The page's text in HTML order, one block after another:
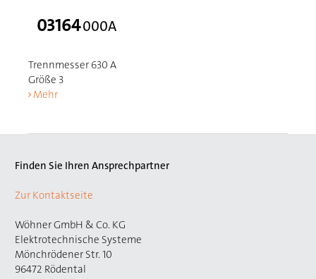
03164000A
Trennmesser 630 A
Größe 3
Mehr
Finden Sie Ihren Ansprechpartner
Zur Kontaktseite
Wöhner GmbH & Co. KG
Elektrotechnische Systeme
Mönchrödener Str. 10
96472 Rödental